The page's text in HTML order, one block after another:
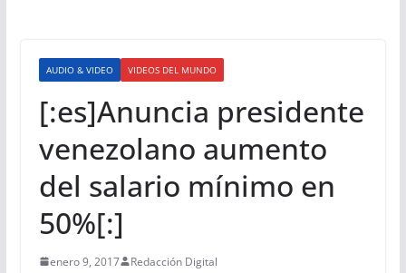
AUDIO & VIDEO VIDEOS DEL MUNDO
[:es]Anuncia presidente
venezolano aumento
del salario mínimo en
50%[:]
enero 9, 2017 Redacción Digital